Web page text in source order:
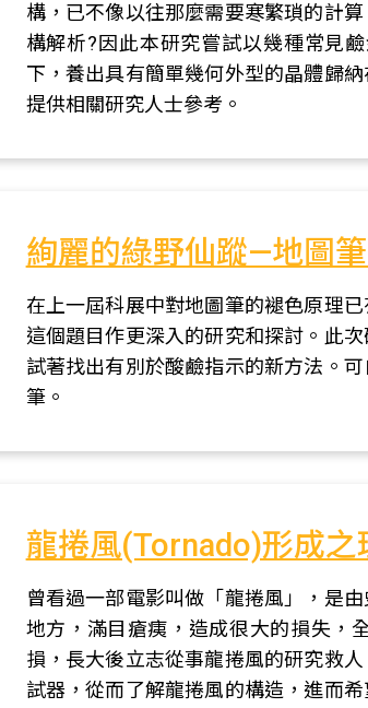
構，已不像以往那麼需要寒繁瑣的計
構解析?因此本研究嘗試以幾種常見
下，養出具有簡單幾何外型的晶體歸
提供相關研究人士參考。
絢麗的綠野仙蹤—地圖
在上一屆科展中對地圖筆的褪色原理
這個題目作更深入的研究和探討。此
試著找出有別於酸鹼指示的新方法。
筆。
龍捲風(Tornado)形成
曾看過一部電影叫做「龍捲風」，是
地方，滿目瘡痍，造成很大的損失，
損，長大後立志從事龍捲風的研究救
試器，從而了解龍捲風的構造，進而